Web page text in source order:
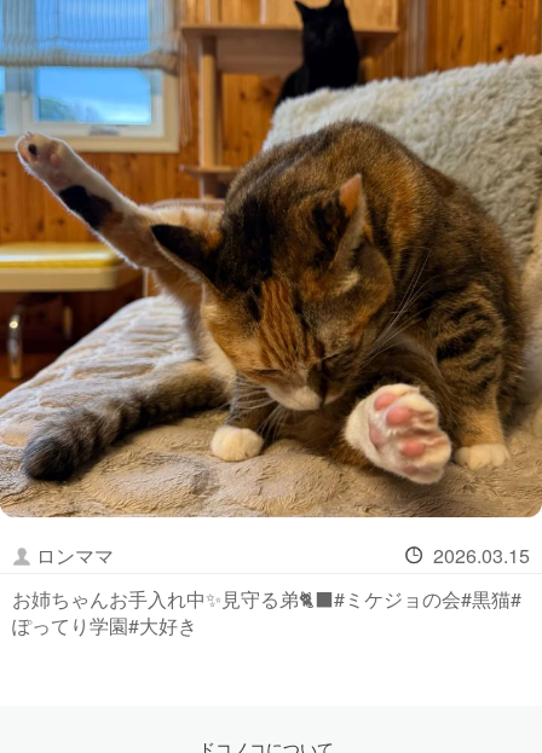
ロンママ
2026.03.15
お姉ちゃんお手入れ中✨見守る弟🐈‍⬛#ミケジョの会#黒猫#
ぽってり学園#大好き